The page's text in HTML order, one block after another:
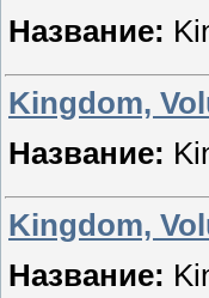
Название:
Kingdom,
Название:
Kingdom,
Название: